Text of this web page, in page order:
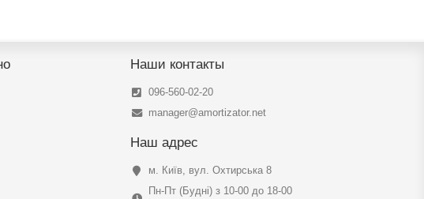
Наши контакты
096-560-02-20
manager@amortizator.net
Наш адрес
м. Київ, вул. Охтирська 8
Пн-Пт (Будні) з 10-00 до 18-00